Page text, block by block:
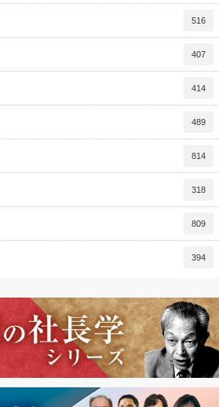
516
407
414
489
814
318
809
394